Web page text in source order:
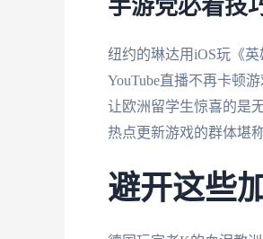
手游党必看技
纽约的琳达用iOS玩《
YouTube直播不再卡顿
让欧洲留学生惊喜的是
热点更新游戏的群体堪
避开这些